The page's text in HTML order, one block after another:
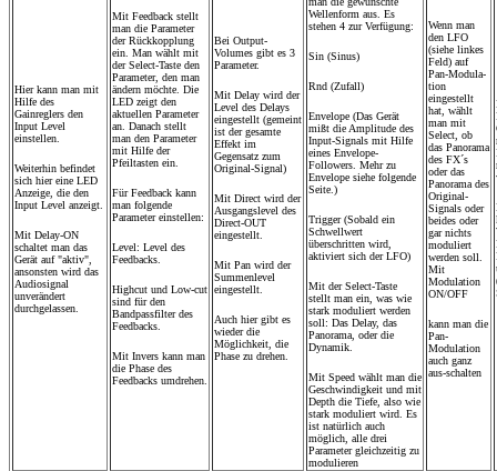
Hier kann man mit
Hilfe des
Gainreglers den
Input Level
einstellen.
Weiterhin befindet
sich hier eine LED
Anzeige, die den
Input Level anzeigt.
Mit Delay-ON
schaltet man das
Gerät auf "aktiv",
ansonsten wird das
Audiosignal
unverändert
durchgelassen.
Mit Feedback stellt
man die Parameter
der Rückkopplung
ein. Man wählt mit
der Select-Taste den
Parameter, den man
ändern möchte. Die
LED zeigt den
aktuellen Parameter
an. Danach stellt
man den Parameter
mit Hilfe der
Pfeiltasten ein.
Für Feedback kann
man folgende
Parameter einstellen:
Level: Level des
Feedbacks.
Highcut und Low-cut
sind für den
Bandpassfilter des
Feedbacks.
Mit Invers kann man
die Phase des
Feedbacks umdrehen.
Bei Output-
Volumes gibt es 3
Parameter.
Mit Delay wird der
Level des Delays
eingestellt (gemeint
ist der gesamte
Effekt im
Gegensatz zum
Original-Signal)
Mit Direct wird der
Ausgangslevel des
Direct-OUT
eingestellt.
Mit Pan wird der
Summenlevel
eingestellt.
Auch hier gibt es
wieder die
Möglichkeit, die
Phase zu drehen.
Wellenform aus. Es
stehen 4 zur Verfügung:
Sin (Sinus)
Rnd (Zufall)
Envelope (Das Gerät
mißt die Amplitude des
Input-Signals mit Hilfe
eines Envelope-
Followers. Mehr zu
Envelope siehe folgende
Seite.)
Trigger (Sobald ein
Schwellwert
überschritten wird,
aktiviert sich der LFO)
Mit der Select-Taste
stellt man ein, was wie
stark moduliert werden
soll: Das Delay, das
Panorama, oder die
Dynamik.
Mit Speed wählt man die
Geschwindigkeit und mit
Depth die Tiefe, also wie
stark moduliert wird. Es
ist natürlich auch
möglich, alle drei
Parameter gleichzeitig zu
modulieren
Wenn man
den LFO
(siehe linkes
Feld) auf
Pan-Modula-
tion
eingestellt
hat, wählt
man mit
Select, ob
das Panorama
des FX´s
oder das
Panorama des
Original-
Signals oder
beides oder
gar nichts
moduliert
werden soll.
Mit
Modulation
ON/OFF
kann man die
Pan-
Modulation
auch ganz
aus-schalten